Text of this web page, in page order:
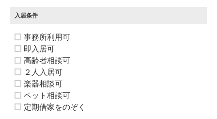
入居条件
事務所利用可
即入居可
高齢者相談可
２人入居可
楽器相談可
ペット相談可
定期借家をのぞく